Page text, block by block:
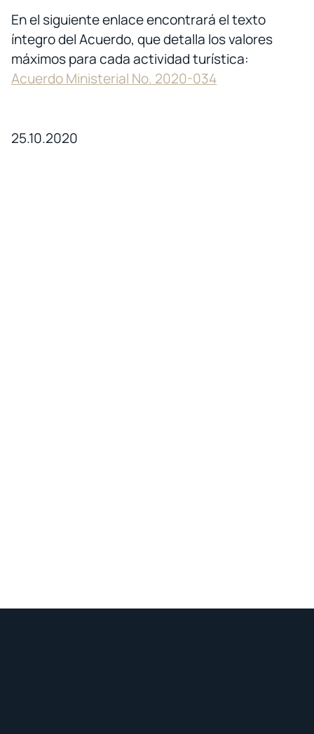
En el siguiente enlace encontrará el texto
íntegro del Acuerdo, que detalla los valores
máximos para cada actividad turística:
Acuerdo Ministerial No. 2020-034
25.10.2020